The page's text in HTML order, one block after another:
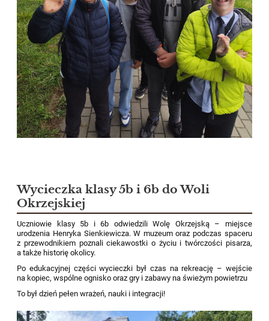
Wycieczka klasy 5b i 6b do Woli
Okrzejskiej
Uczniowie klasy 5b i 6b odwiedzili Wolę Okrzejską – miejsce
urodzenia Henryka Sienkiewicza. W muzeum oraz podczas spaceru
z przewodnikiem poznali ciekawostki o życiu i twórczości pisarza,
a także historię okolicy.
Po edukacyjnej części wycieczki był czas na rekreację – wejście
na kopiec, wspólne ognisko oraz gry i zabawy na świeżym powietrzu
To był dzień pełen wrażeń, nauki i integracji!